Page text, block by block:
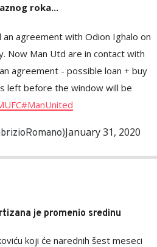
roka...
agreement with Odion Ighalo on
Now Man Utd are in contact with
agreement - possible loan + buy
left before the window will be
#ManUnited
January 31, 2020
je promenio sredinu
koji će narednih šest meseci